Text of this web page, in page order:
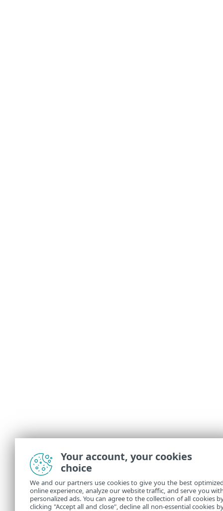
Your account, your cookies
choice
We and our partners use cookies to give you the best
online experience, analyze our website traffic, and serve you
personalized ads. You can agree to the collection of all cookies
clicking "Accept all and close", decline all non-essential cookies